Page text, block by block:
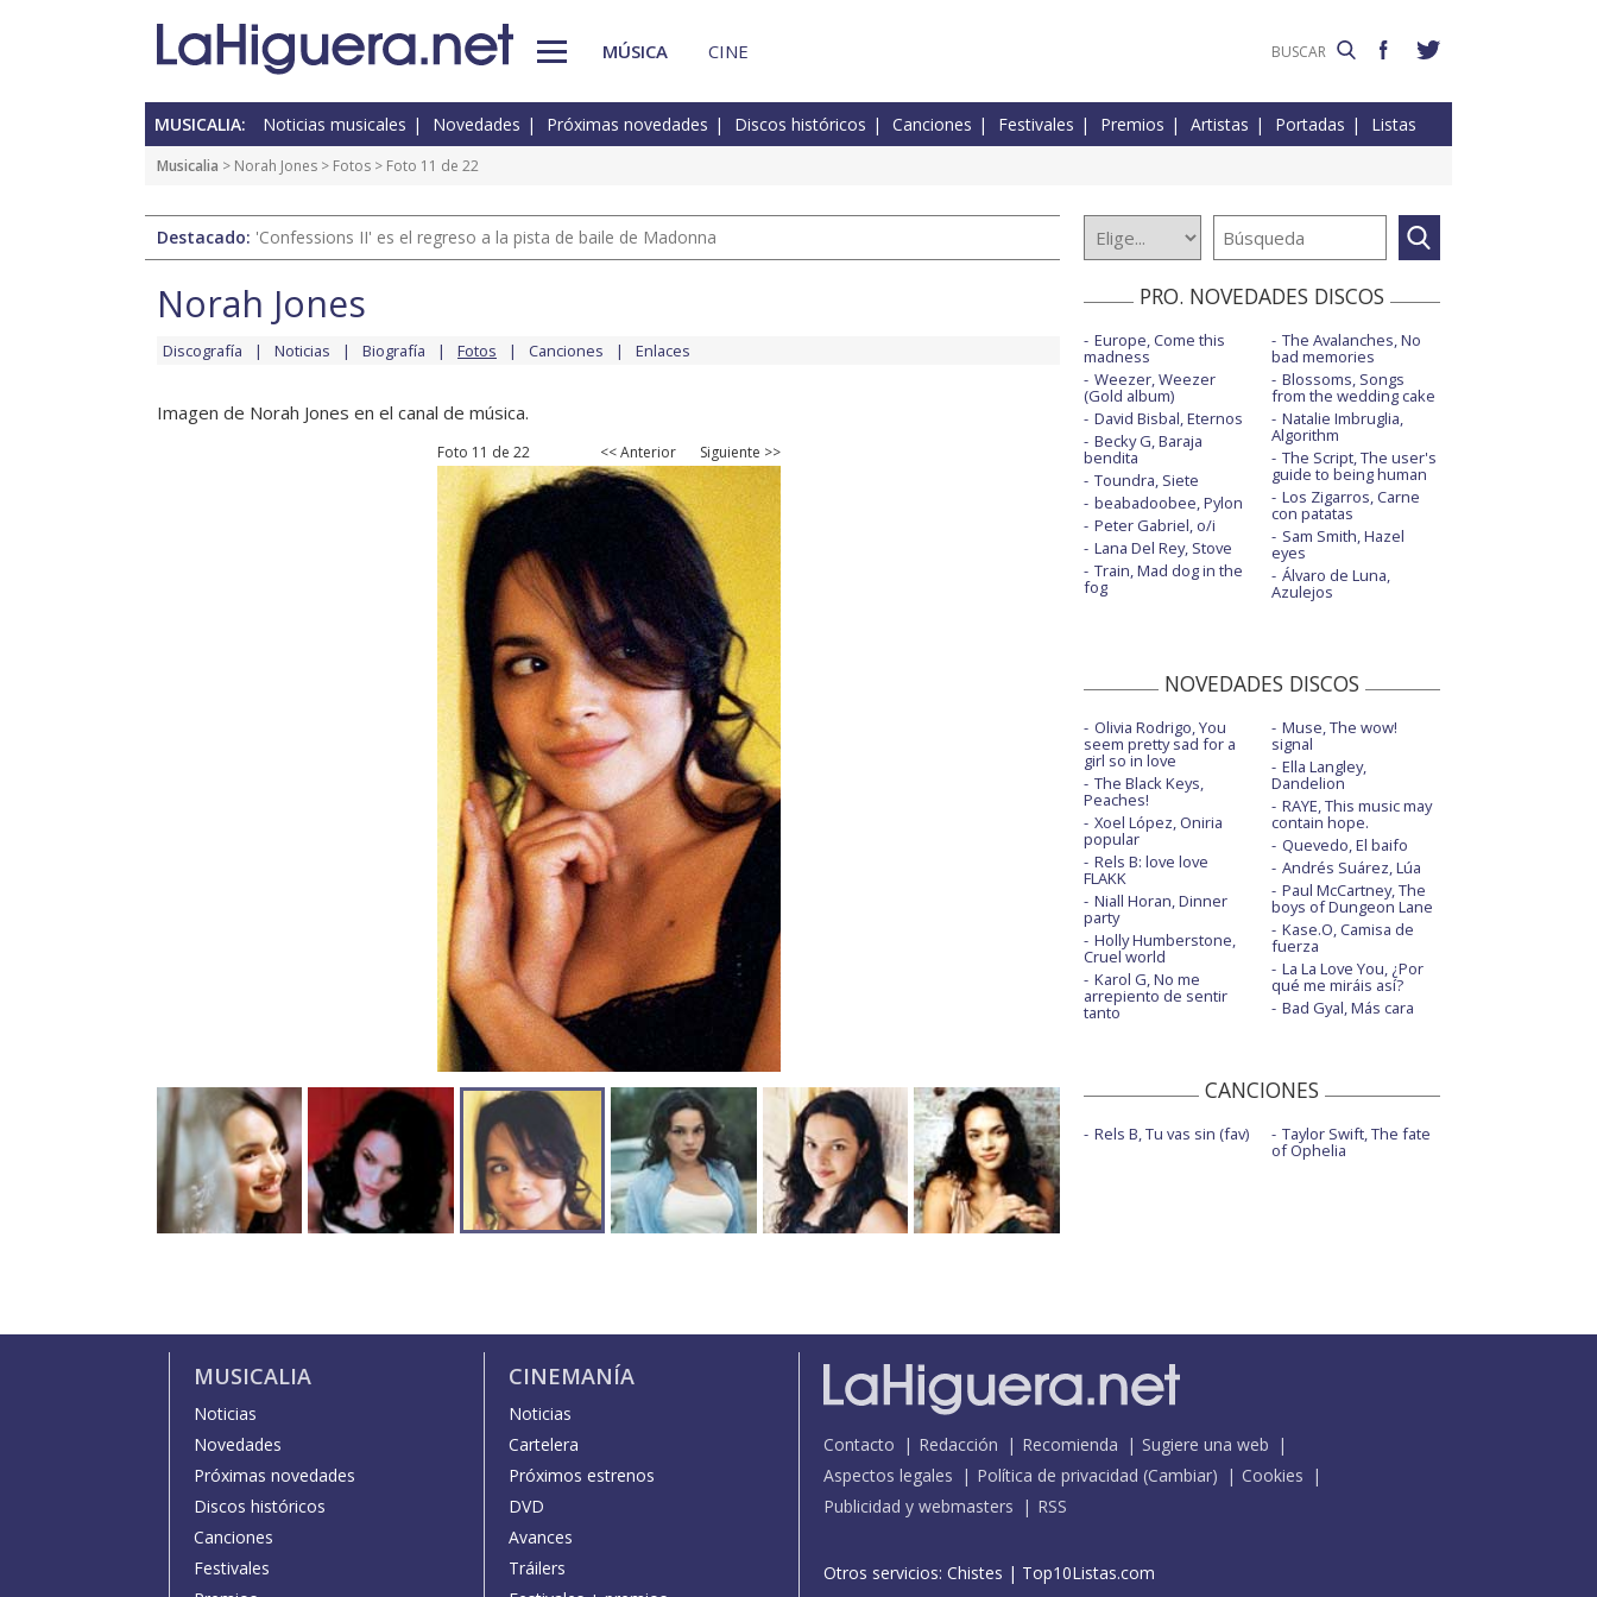
MÚSICA CINE
MUSICALIA: Noticias musicales Novedades Próximas novedades Discos históricos Canciones Festivales Premios Artistas Portadas Listas
Musicalia > Norah Jones > Fotos > Foto 11 de 22
Destacado: 'Confessions II' es el regreso a la pista de baile de Madonna
Norah Jones
Discografía Noticias Biografía Fotos Canciones Enlaces
Imagen de Norah Jones en el canal de música.
Foto 11 de 22 << Anterior Siguiente >>
PRO. NOVEDADES DISCOS
Europe, Come this
madness
Weezer, Weezer
(Gold album)
David Bisbal, Eternos
Becky G, Baraja
bendita
Toundra, Siete
beabadoobee, Pylon
Peter Gabriel, o/i
Lana Del Rey, Stove
Train, Mad dog in the
fog
The Avalanches, No
bad memories
Blossoms, Songs
from the wedding cake
Natalie Imbruglia,
Algorithm
The Script, The user's
guide to being human
Los Zigarros, Carne
con patatas
Sam Smith, Hazel
eyes
Álvaro de Luna,
Azulejos
NOVEDADES DISCOS
Olivia Rodrigo, You
seem pretty sad for a
girl so in love
The Black Keys,
Peaches!
Xoel López, Oniria
popular
Rels B: love love
FLAKK
Niall Horan, Dinner
party
Holly Humberstone,
Cruel world
Karol G, No me
arrepiento de sentir
tanto
Muse, The wow!
signal
Ella Langley,
Dandelion
RAYE, This music may
contain hope.
Quevedo, El baifo
Andrés Suárez, Lúa
Paul McCartney, The
boys of Dungeon Lane
Kase.O, Camisa de
fuerza
La La Love You, ¿Por
qué me miráis así?
Bad Gyal, Más cara
CANCIONES
Rels B, Tu vas sin (fav) Taylor Swift, The fate
of Ophelia
MUSICALIA
Noticias
Novedades
Próximas novedades
Discos históricos
Canciones
Festivales
CINEMANÍA
Noticias
Cartelera
Próximos estrenos
DVD
Avances
Tráilers
Contacto Redacción Recomienda
Sugiere una web
Aspectos legales
Política de privacidad (Cambiar)
Cookies
Publicidad y webmasters
RSS
Otros servicios: Chistes | Top10Listas.com